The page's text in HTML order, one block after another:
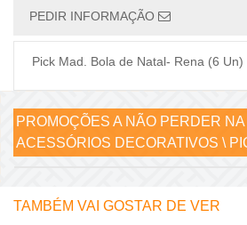
PEDIR INFORMAÇÃO
Pick Mad. Bola de Natal- Rena (6 Un)
PROMOÇÕES A NÃO PERDER NA
ACESSÓRIOS DECORATIVOS \
TAMBÉM VAI GOSTAR DE VER